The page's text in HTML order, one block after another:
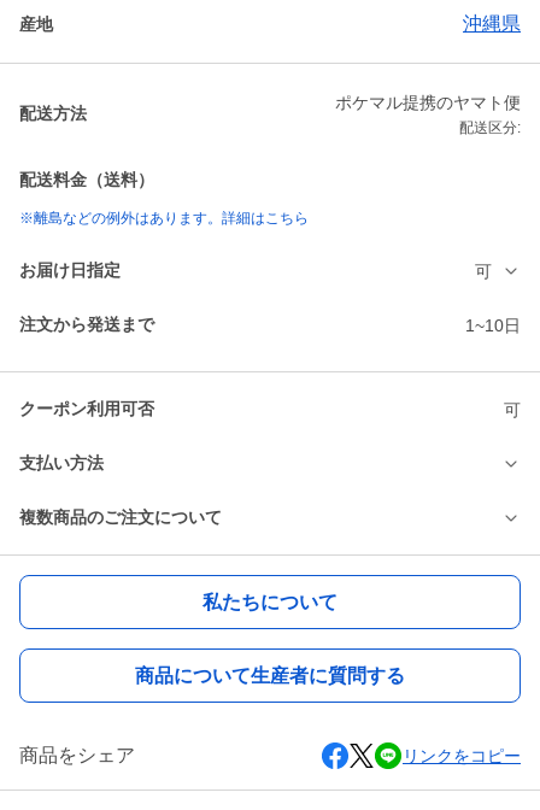
産地 沖縄県
配送方法
ポケマル提携のヤマト便
配送区分:
配送料金（送料）
※離島などの例外はあります。詳細はこちら
お届け日指定 可
注文から発送まで 1~10日
クーポン利用可否 可
支払い方法
複数商品のご注文について
私たちについて
商品について生産者に質問する
商品をシェア リンクをコピー